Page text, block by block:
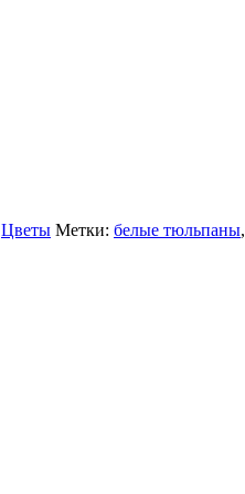
Цветы Метки: белые тюльпаны,